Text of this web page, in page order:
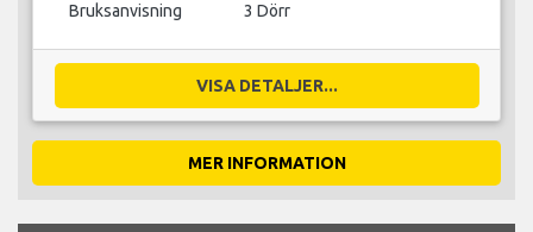
Bruksanvisning 3 Dörr
VISA DETALJER...
MER INFORMATION